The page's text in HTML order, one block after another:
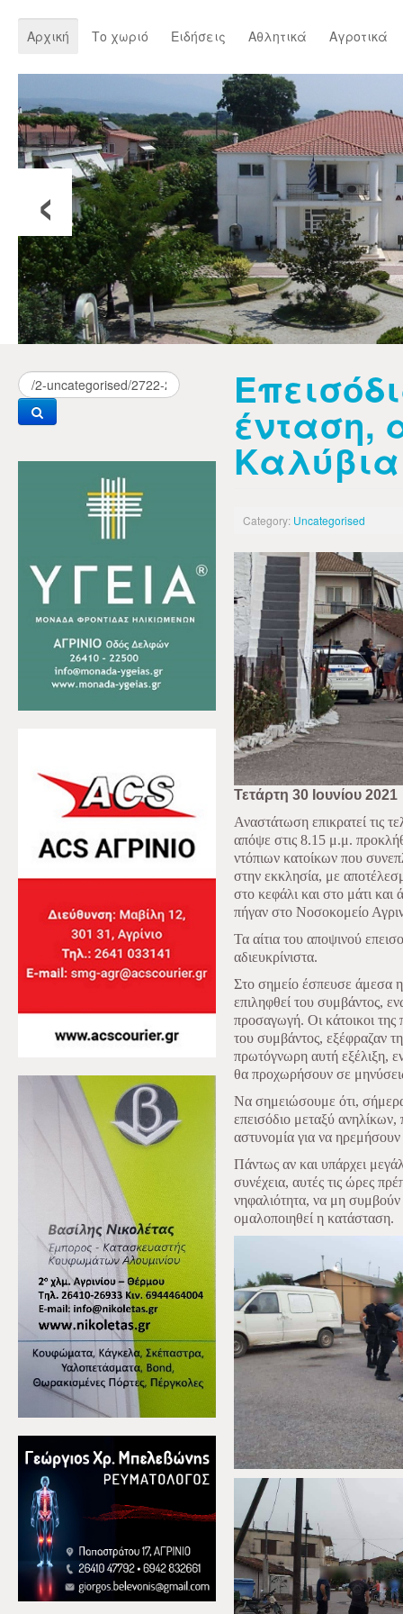
Αρχική Το χωριό Ειδήσεις Αθλητικά Αγροτικά
‹
ένταση,
Καλύβια
Category: Uncategorised
Τετάρτη 30 Ιουνίου 2021
Αναστάτωση επικρατεί τις
απόψε στις 8.15 μ.μ.
ντόπιων κατοίκων που
στην εκκλησία, με
στο κεφάλι και στο μάτι
πήγαν στο Νοσοκομείο
Τα αίτια του αποψινού
αδιευκρίνιστα.
Στο σημείο έσπευσε άμεσα
επιληφθεί του συμβάντος,
προσαγωγή. Οι κάτοικοι
του συμβάντος, εξέφραζαν
πρωτόγνωρη αυτή εξέλιξη,
θα προχωρήσουν σε
Να σημειώσουμε ότι,
επεισόδιο μεταξύ
αστυνομία για να
Πάντως αν και υπάρχει
συνέχεια, αυτές τις ώρες
νηφαλιότητα, να μη
ομαλοποιηθεί η κατάσταση.